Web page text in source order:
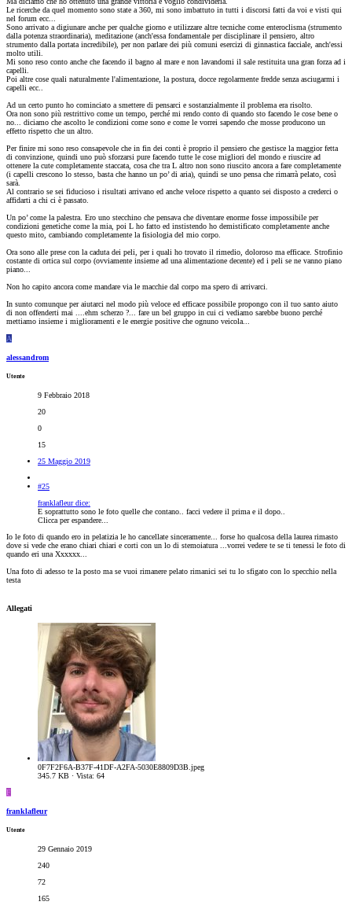
Le ricerche da quel momento sono state a 360, mi sono imbattuto in tutti i discorsi fatti da voi e visti qui
nel forum ecc...
Sono arrivato a digiunare anche per qualche giorno e utilizzare altre tecniche come enteroclisma (strumento
dalla potenza straordinaria), meditazione (anch'essa fondamentale per disciplinare il pensiero, altro
strumento dalla portata incredibile), per non parlare dei più comuni esercizi di ginnastica facciale, anch'essi
molto utili.
Mi sono reso conto anche che facendo il bagno al mare e non lavandomi il sale restituita una gran forza ad i
capelli.
Poi altre cose quali naturalmente l'alimentazione, la postura, docce regolarmente fredde senza asciugarmi i
capelli ecc..
Ad un certo punto ho cominciato a smettere di pensarci e sostanzialmente il problema era risolto.
Ora non sono più restrittivo come un tempo, perché mi rendo conto di quando sto facendo le cose bene o
no... diciamo che ascolto le condizioni come sono e come le vorrei sapendo che mosse producono un
effetto rispetto che un altro.
Per finire mi sono reso consapevole che in fin dei conti è proprio il pensiero che gestisce la maggior fetta
di convinzione, quindi uno può sforzarsi pure facendo tutte le cose migliori del mondo e riuscire ad
ottenere la cute completamente staccata, cosa che tra L altro non sono riuscito ancora a fare completamente
(i capelli crescono lo stesso, basta che hanno un po’ di aria), quindi se uno pensa che rimarrà pelato, così
sarà.
Al contrario se sei fiducioso i risultati arrivano ed anche veloce rispetto a quanto sei disposto a crederci o
affidarti a chi ci è passato.
Un po’ come la palestra. Ero uno stecchino che pensava che diventare enorme fosse impossibile per
condizioni genetiche come la mia, poi L ho fatto ed instistendo ho demistificato completamente anche
questo mito, cambiando completamente la fisiologia del mio corpo.
Ora sono alle prese con la caduta dei peli, per i quali ho trovato il rimedio, doloroso ma efficace. Strofinio
costante di ortica sul corpo (ovviamente insieme ad una alimentazione decente) ed i peli se ne vanno piano
piano...
Non ho capito ancora come mandare via le macchie dal corpo ma spero di arrivarci.
In sunto comunque per aiutarci nel modo più veloce ed efficace possibile propongo con il tuo santo aiuto
di non offenderti mai ....ehm scherzo ?... fare un bel gruppo in cui ci vediamo sarebbe buono perché
mettiamo insieme i miglioramenti e le energie positive che ognuno veicola...
A
alessandrom
Utente
9 Febbraio 2018
20
0
15
25 Maggio 2019
#25
franklafleur dice:
E soprattutto sono le foto quelle che contano.. facci vedere il prima e il dopo..
Clicca per espandere...
Io le foto di quando ero in pelatizia le ho cancellate sinceramente... forse ho qualcosa della laurea rimasto
dove si vede che erano chiari chiari e corti con un lo di stemoiatura ...vorrei vedere te se ti tenessi le foto di
quando eri una Xxxxxx...
Una foto di adesso te la posto ma se vuoi rimanere pelato rimanici sei tu lo sfigato con lo specchio nella
testa
Allegati
0F7F2F6A-B37F-41DF-A2FA-5030E8809D3B.jpeg
345.7 KB · Vista: 64
F
franklafleur
Utente
29 Gennaio 2019
240
72
165